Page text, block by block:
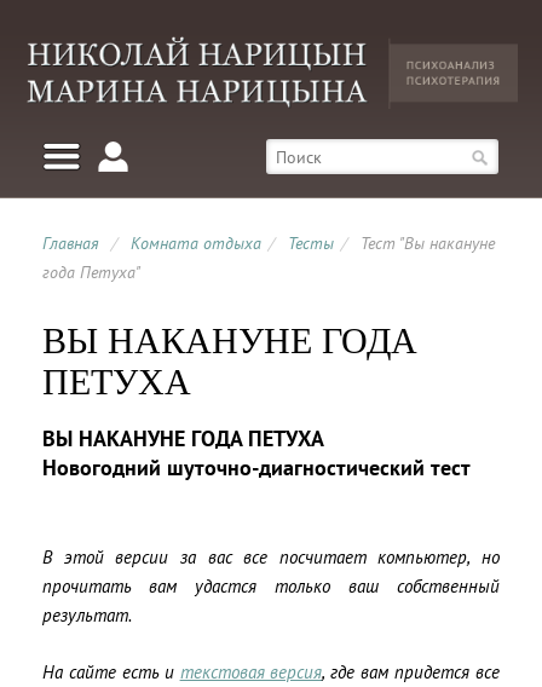
Главная / Комната отдыха / Тесты /
Тест "Вы накануне
года Петуха"
ВЫ НАКАНУНЕ ГОДА
ПЕТУХА
ВЫ НАКАНУНЕ ГОДА ПЕТУХА
Новогодний шуточно-диагностический тест
В этой версии за вас все посчитает компьютер, но
прочитать вам удастся только ваш собственный
результат.
На сайте есть и текстовая версия, где вам придется все